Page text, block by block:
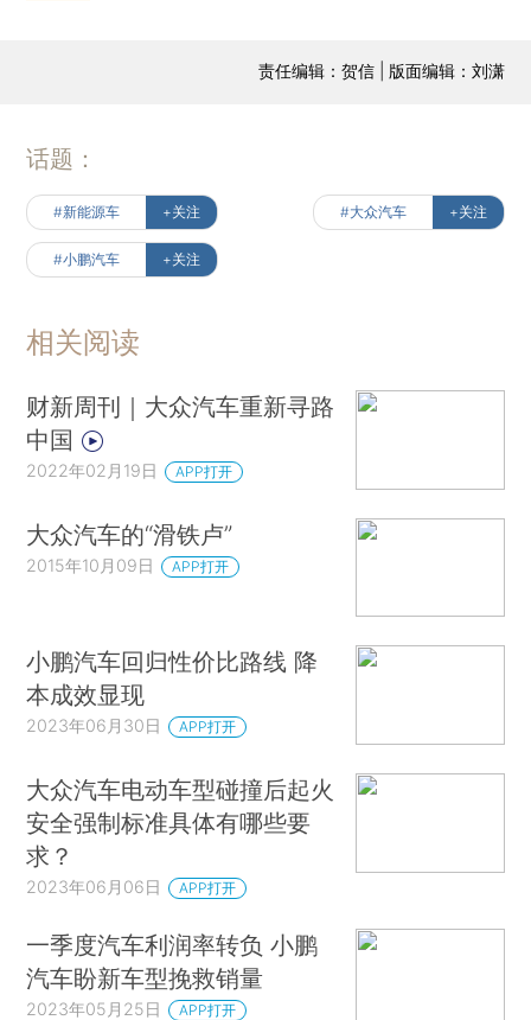
责任编辑：贺信 | 版面编辑：刘潇
话题：
#新能源车 +关注 #大众汽车 +关注
#小鹏汽车 +关注
相关阅读
财新周刊｜大众汽车重新寻路
中国
2022年02月19日 APP打开
大众汽车的“滑铁卢”
2015年10月09日 APP打开
小鹏汽车回归性价比路线 降
本成效显现
2023年06月30日 APP打开
大众汽车电动车型碰撞后起火
安全强制标准具体有哪些要
求？
2023年06月06日 APP打开
一季度汽车利润率转负 小鹏
汽车盼新车型挽救销量
2023年05月25日 APP打开